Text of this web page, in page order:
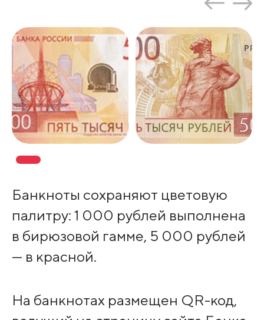
Банкноты сохраняют цветовую
палитру: 1 000 рублей выполнена
в бирюзовой гамме, 5 000 рублей
— в красной.
На банкнотах размещен QR-код,